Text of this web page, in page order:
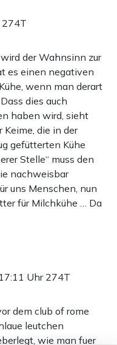
274T
der Wahnsinn zur
es einen negativen
wenn man derart
dies auch
haben wird, sieht
Keime, die in der
gefütterten Kühe
Stelle“ muss den
nachweisbar
uns Menschen, nun
für Milchkühe … Da
Uhr 274T
dem club of rome
leutchen
wie man fuer